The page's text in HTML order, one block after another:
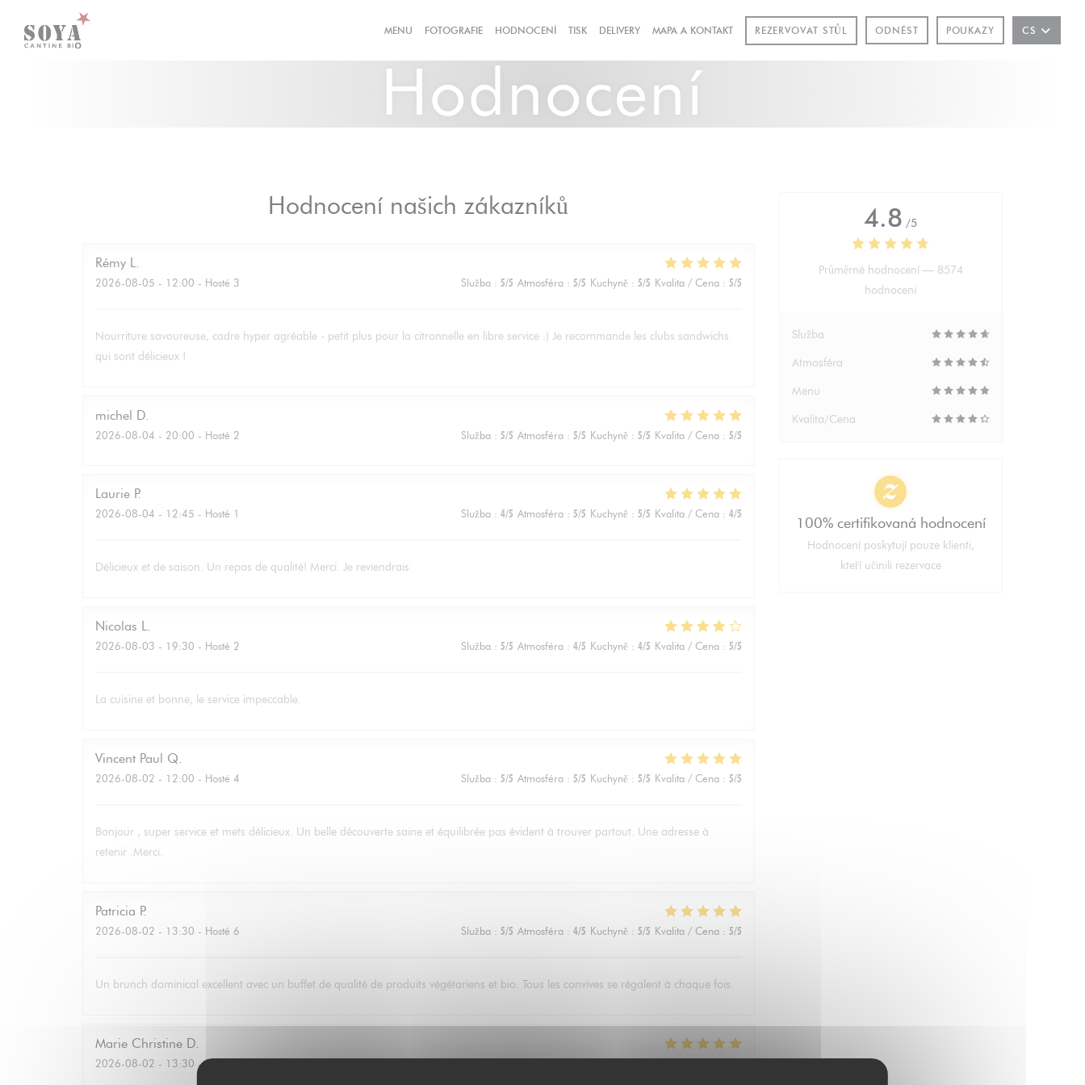
Panel pro správu cookies
MENU FOTOGRAFIE HODNOCENÍ TISK DELIVERY((OTEVŘE SE V NOVÉM OKNĚ))
MAPA A KONTAKT REZERVOVAT STŮL ODNÉST POUKAZY CS
Hodnocení
Hodnocení našich zákazníků
Rémy L
2026-08-05 - 12:00 - Hosté 3 Služba: 5/5 Atmosféra: 5/5 Kuchyně : 5/5 Kvalita / Cena: 5/5
Nourriture savoureuse, cadre hyper agréable - petit plus pour la citronnelle en libre service :) Je recommande les clubs sandwichs
qui sont délicieux !
michel D
2026-08-04 - 20:00 - Hosté 2 Služba: 5/5 Atmosféra: 5/5 Kuchyně : 5/5 Kvalita / Cena: 5/5
Laurie P
2026-08-04 - 12:45 - Hosté 1 Služba: 4/5 Atmosféra: 5/5 Kuchyně : 5/5 Kvalita / Cena: 4/5
Délicieux et de saison. Un repas de qualité! Merci. Je reviendrais.
Nicolas L
2026-08-03 - 19:30 - Hosté 2 Služba: 5/5 Atmosféra: 4/5 Kuchyně : 4/5 Kvalita / Cena: 5/5
La cuisine et bonne, le service impeccable.
Vincent Paul Q
2026-08-02 - 12:00 - Hosté 4 Služba: 5/5 Atmosféra: 5/5 Kuchyně : 5/5 Kvalita / Cena: 5/5
Bonjour , super service et mets délicieux. Un belle découverte saine et équilibrée pas évident à trouver partout. Une adresse à
retenir .Merci.
Patricia P
2026-08-02 - 13:30 - Hosté 6 Služba: 5/5 Atmosféra: 4/5 Kuchyně : 5/5 Kvalita / Cena: 5/5
Un brunch dominical excellent avec un buffet de qualité de produits végétariens et bio. Tous les convives se régalent à chaque fois.
Marie Christine D
2026-08-02 - 13:30 - Hosté 2
4.8 /5
Průměrné hodnocení — 8574
hodnoceni
Služba
Atmosféra
Menu
Kvalita/Cena
100% certifikovaná hodnocení
Hodnocení poskytují pouze klienti,
kteří učinili rezervace